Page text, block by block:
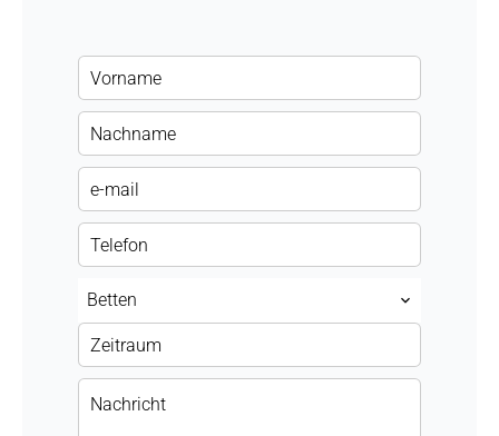
Betten